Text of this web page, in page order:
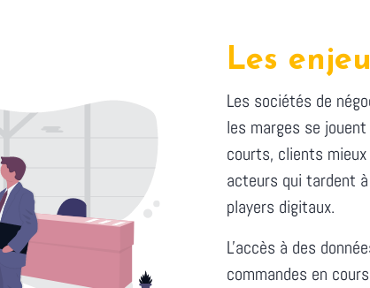
Les
Les sociétés de
les marges se
courts, clients
acteurs qui tardent
players digitaux.
L'accès à des
commandes en